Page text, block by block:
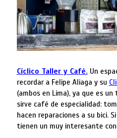
Cíclico Taller y Café. Un
recordar a Felipe Aliaga y su
(ambos en Lima), ya que es
sirve café de especialidad:
hacen reparaciones a su bici.
tienen un muy interesante